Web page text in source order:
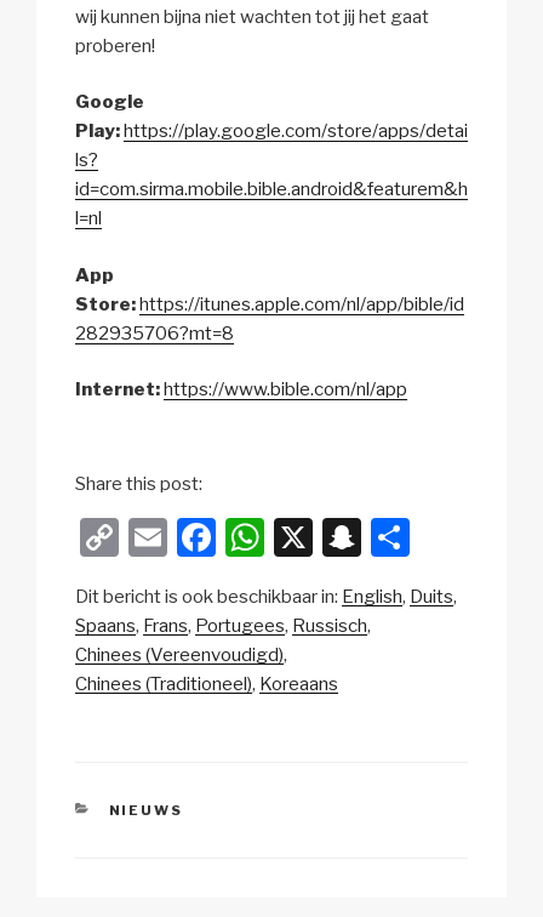
wij kunnen bijna niet wachten tot jij het gaat
proberen!
Google
Play:https://play.google.com/store/apps/detai
ls?
id=com.sirma.mobile.bible.android&featurem&h
l=nl
App
Store:https://itunes.apple.com/nl/app/bible/id
282935706?mt=8
Internet:https://www.bible.com/nl/app
Share this post:
C
p
y
Li
E
ail
F
c
e
b
W
at
s
A
X
S
a e
Dit bericht is ook beschikbaar in: English Duits
Spaans Frans Portugees Russisch
Chinees (Vereenvoudigd)
Chinees (Traditioneel) Koreaans
CATEGORIEËN
NIEUWS